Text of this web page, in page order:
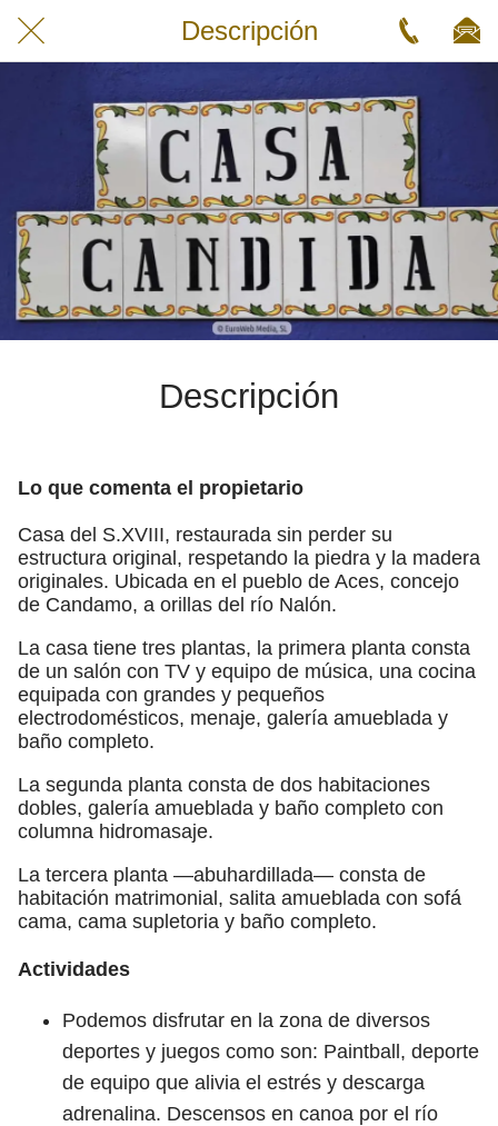
Descripción
Descripción
Lo que comenta el propietario
Casa del S.XVIII, restaurada sin perder su
estructura original, respetando la piedra y la madera
originales. Ubicada en el pueblo de Aces, concejo
de Candamo, a orillas del río Nalón.
La casa tiene tres plantas, la primera planta consta
de un salón con TV y equipo de música, una cocina
equipada con grandes y pequeños
electrodomésticos, menaje, galería amueblada y
baño completo.
La segunda planta consta de dos habitaciones
dobles, galería amueblada y baño completo con
columna hidromasaje.
La tercera planta —abuhardillada— consta de
habitación matrimonial, salita amueblada con sofá
cama, cama supletoria y baño completo.
Actividades
Podemos disfrutar en la zona de diversos
deportes y juegos como son: Paintball, deporte
de equipo que alivia el estrés y descarga
adrenalina. Descensos en canoa por el río